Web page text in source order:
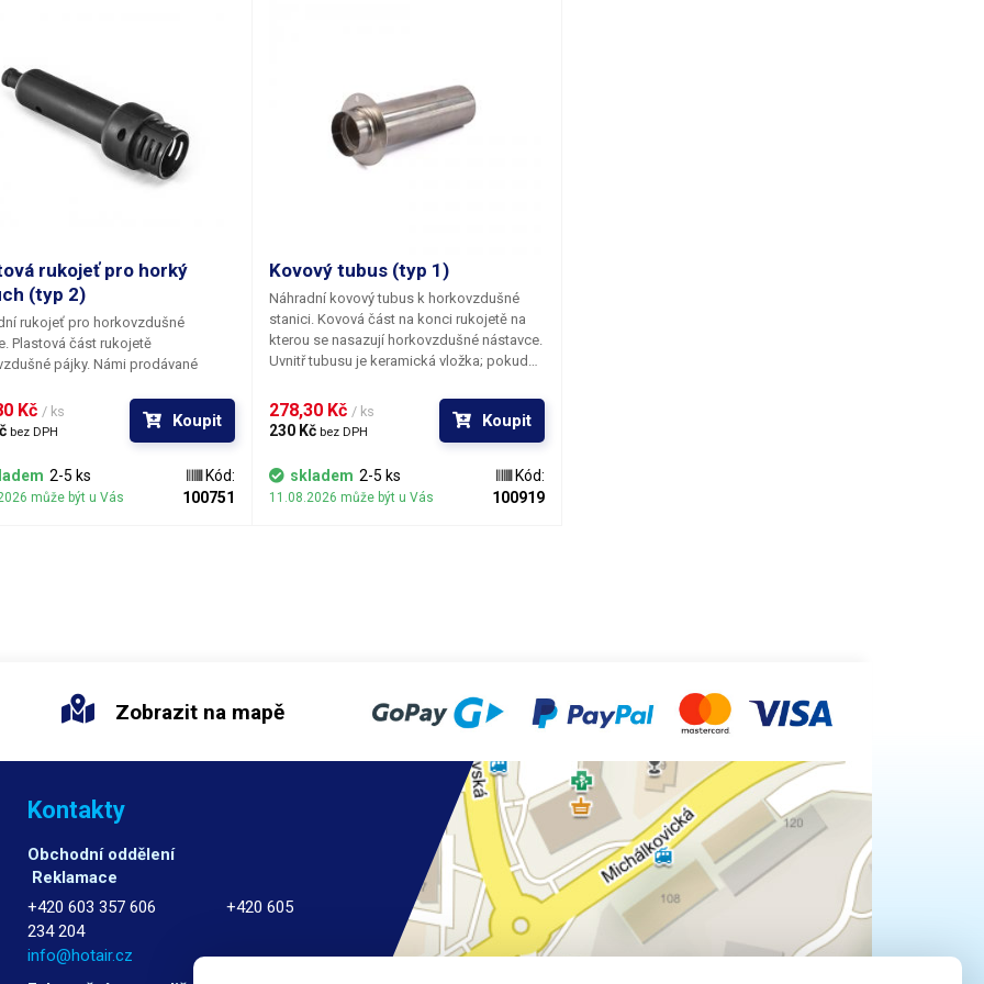
rukojeť pro horký
(typ 2)
rukojeť pro horkovzdušné
Plastová část rukojetě
pájky. Námi prodávané
z tvrzeného plastu. Pokud
nahradit svoji poškozenou, nejprve
porovnejte s fotografiemi obou
Kč / ks
bez DPH
Koupit
2-5 ks
může být u Vás
Kód:
100751
Kovový tubus (typ 1)
Náhradní kovový tubus k horkovzdušné
stanici. Kovová část na konci rukojetě na
kterou se nasazují horkovzdušné nástavce.
Uvnitř tubusu je keramická vložka; pokud
zem), ztratí kovová tryska své izolační
vlastnosti a extrémně vzroste její teplota.
Posléze dojde k poškození platové části
rukojetě vlivem vysokých teplot.
278,30 Kč / ks
230 Kč bez DPH
Koupit
skladem 2-5 ks
11.08.2026 může být u Vás
Kód:
100919
Zobrazit na mapě
Kontakty
Obchodní oddělení
Reklamace
+420 603 357 606 +420 605
234 204
info@hotair.cz